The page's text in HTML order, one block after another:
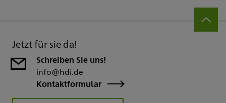
Jetzt für sie da!
Schreiben Sie uns!
info@hdi.de
Kontaktformular